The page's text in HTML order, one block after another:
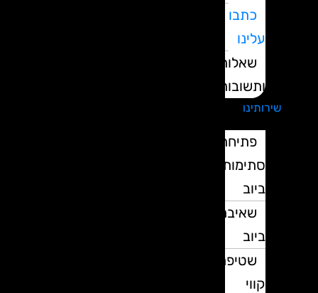
כתבו
עלינו
שאלות
ותשובות
שירותינו
פתיחת
סתימות
ביוב
שאיבת
ביוב
שטיפת
קווי